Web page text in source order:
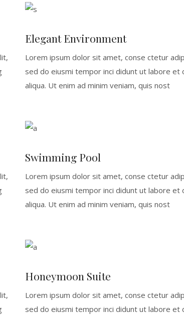
Elegant Environment
Lorem ipsum dolor sit amet, conse ctetur
sed do eiusmi tempor inci didunt ut labore et
aliqua. Ut enim ad minim veniam, quis nost
Swimming Pool
Lorem ipsum dolor sit amet, conse ctetur
sed do eiusmi tempor inci didunt ut labore et
aliqua. Ut enim ad minim veniam, quis nost
Honeymoon Suite
Lorem ipsum dolor sit amet, conse ctetur
sed do eiusmi tempor inci didunt ut labore et